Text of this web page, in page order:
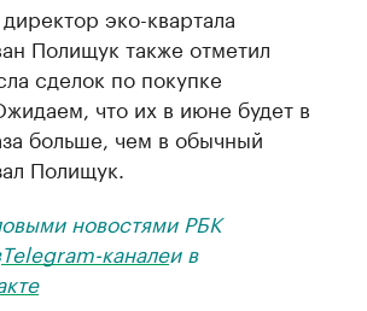
эко-квартала
Полищук также отметил
сделок по покупке
что их в июне будет в
больше, чем в обычный
Полищук.
новостями РБК
Telegram-каналеи в